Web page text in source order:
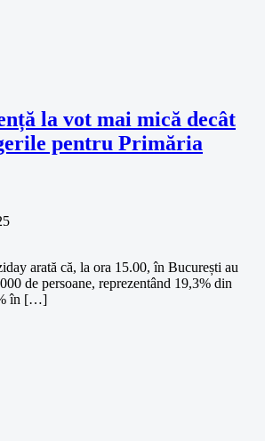
la vot mai mică decât
pentru Primăria
arată că, la ora 15.00, în București au
de persoane, reprezentând 19,3% din
în […]